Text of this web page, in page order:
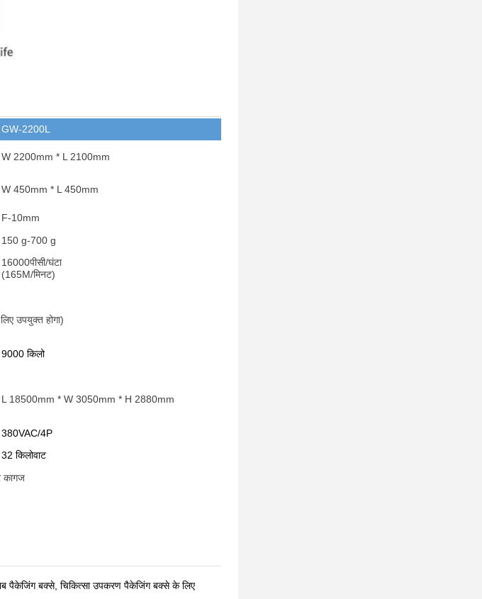
GW-2200L
W 2200mm * L 2100mm
W 450mm * L 450mm
F-10mm
150 g-700 g
16000पीसी/घंटा
(165M/मिनट)
उपयुक्त होगा)
9000 किलो
L 18500mm * W 3050mm * H 2880mm
380VAC/4P
32 किलोवाट
कागज
बक्से, चिकित्सा उपकरण पैकेजिंग बक्से के लिए